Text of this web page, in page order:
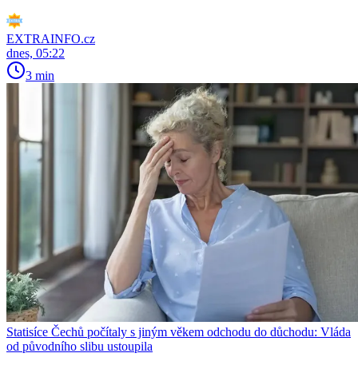
EXTRAINFO.cz
dnes, 05:22
3 min
Statisíce Čechů počítaly s jiným věkem odchodu do důchodu: Vláda
od původního slibu ustoupila